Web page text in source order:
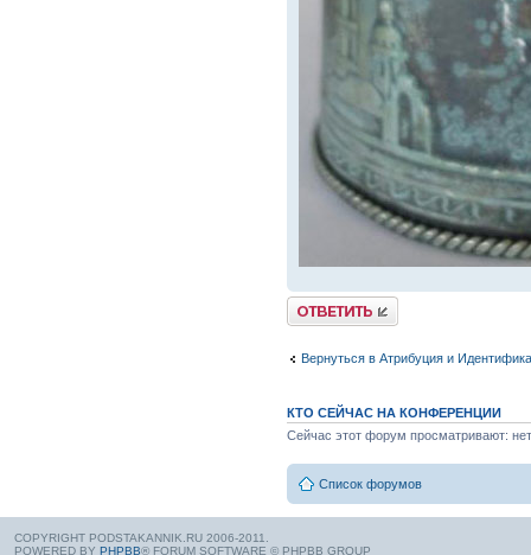
Вернуться в Атрибуция и
КТО СЕЙЧАС НА КОНФЕРЕНЦИИ
Сейчас этот форум просматривают:
Список форумов
COPYRIGHT PODSTAKANNIK.RU 2006-2011.
POWERED BY PHPBB® FORUM SOFTWARE © PHPBB GROUP